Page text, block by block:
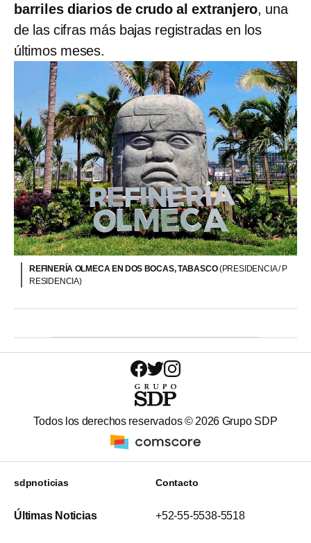
barriles diarios de crudo al extranjero, una
de las cifras más bajas registradas en los
últimos meses.
REFINERÍA OLMECA EN DOS BOCAS, TABASCO(PRESIDENCIA / P
RESIDENCIA)
Todos los derechos reservados © 2026 Grupo SDP
sdpnoticias
Últimas Noticias
Contacto
+52-55-5538-5518